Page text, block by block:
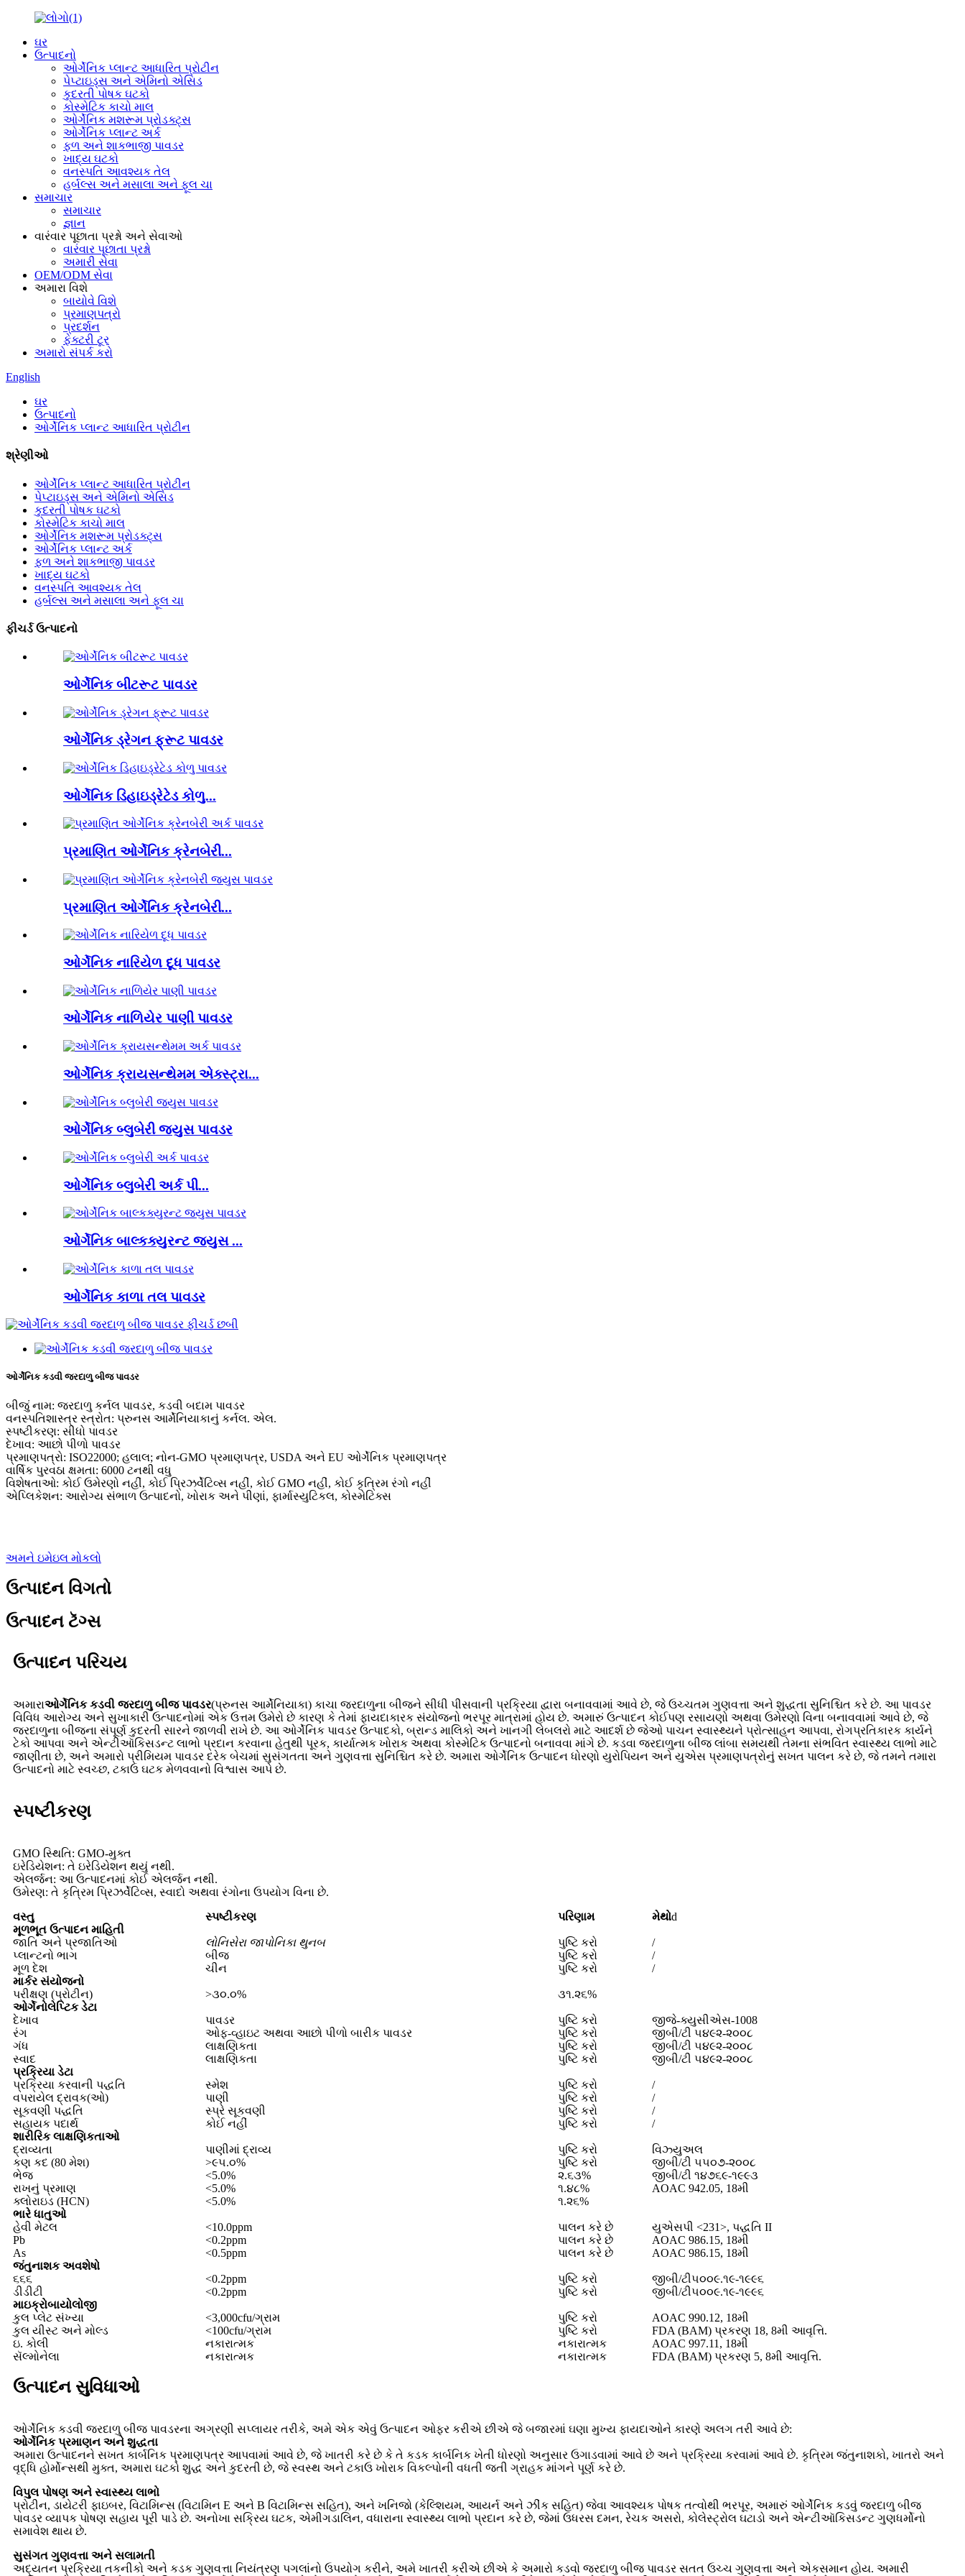
ઘર
ઉત્પાદનો
ઓર્ગેનિક પ્લાન્ટ આધારિત પ્રોટીન
પેપ્ટાઇડ્સ અને એમિનો એસિડ
કુદરતી પોષક ઘટકો
કોસ્મેટિક કાચો માલ
ઓર્ગેનિક મશરૂમ પ્રોડક્ટ્સ
ઓર્ગેનિક પ્લાન્ટ અર્ક
ફળ અને શાકભાજી પાવડર
ખાદ્ય ઘટકો
વનસ્પતિ આવશ્યક તેલ
હર્બલ્સ અને મસાલા અને ફૂલ ચા
સમાચાર
સમાચાર
જ્ઞાન
વારંવાર પૂછાતા પ્રશ્નો અને સેવાઓ
વારંવાર પૂછાતા પ્રશ્નો
અમારી સેવા
OEM/ODM સેવા
અમારા વિશે
બાયોવે વિશે
પ્રમાણપત્રો
પ્રદર્શન
ફેક્ટરી ટૂર
અમારો સંપર્ક કરો
English
ઘર
ઉત્પાદનો
ઓર્ગેનિક પ્લાન્ટ આધારિત પ્રોટીન
શ્રેણીઓ
ઓર્ગેનિક પ્લાન્ટ આધારિત પ્રોટીન
પેપ્ટાઇડ્સ અને એમિનો એસિડ
કુદરતી પોષક ઘટકો
કોસ્મેટિક કાચો માલ
ઓર્ગેનિક મશરૂમ પ્રોડક્ટ્સ
ઓર્ગેનિક પ્લાન્ટ અર્ક
ફળ અને શાકભાજી પાવડર
ખાદ્ય ઘટકો
વનસ્પતિ આવશ્યક તેલ
હર્બલ્સ અને મસાલા અને ફૂલ ચા
ફીચર્ડ ઉત્પાદનો
ઓર્ગેનિક બીટરૂટ પાવડર
ઓર્ગેનિક ડ્રેગન ફ્રૂટ પાવડર
ઓર્ગેનિક ડિહાઇડ્રેટેડ કોળુ...
પ્રમાણિત ઓર્ગેનિક ક્રેનબેરી...
પ્રમાણિત ઓર્ગેનિક ક્રેનબેરી...
ઓર્ગેનિક નારિયેળ દૂધ પાવડર
ઓર્ગેનિક નાળિયેર પાણી પાવડર
ઓર્ગેનિક ક્રાયસન્થેમમ એક્સ્ટ્રા...
ઓર્ગેનિક બ્લુબેરી જ્યુસ પાવડર
ઓર્ગેનિક બ્લુબેરી અર્ક પી...
ઓર્ગેનિક બાલ્કક્યુરન્ટ જ્યુસ ...
ઓર્ગેનિક કાળા તલ પાવડર
ઓર્ગેનિક કડવી જરદાળુ બીજ પાવડર
બીજું નામ: જરદાળુ કર્નલ પાવડર, કડવી બદામ પાવડર
વનસ્પતિશાસ્ત્ર સ્ત્રોત: પ્રુનસ આર્મેનિયાકાનું કર્નલ. એલ.
સ્પષ્ટીકરણ: સીધો પાવડર
દેખાવ: આછો પીળો પાવડર
પ્રમાણપત્રો: ISO22000; હલાલ; નોન-GMO પ્રમાણપત્ર, USDA અને EU ઓર્ગેનિક પ્રમાણપત્ર
વાર્ષિક પુરવઠા ક્ષમતા: 6000 ટનથી વધુ
વિશેષતાઓ: કોઈ ઉમેરણો નહીં, કોઈ પ્રિઝર્વેટિવ્સ નહીં, કોઈ GMO નહીં, કોઈ કૃત્રિમ રંગો નહીં
એપ્લિકેશન: આરોગ્ય સંભાળ ઉત્પાદનો, ખોરાક અને પીણાં, ફાર્માસ્યુટિકલ, કોસ્મેટિક્સ
અમને ઇમેઇલ મોકલો
ઉત્પાદન વિગતો
ઉત્પાદન ટૅગ્સ
ઉત્પાદન પરિચય
અમારાઓર્ગેનિક કડવી જરદાળુ બીજ પાવડર(પ્રુનસ આર્મેનિયાકા) કાચા જરદાળુના બીજને સીધી પીસવાની પ્રક્રિયા દ્વારા બનાવવામાં આવે છે, જે ઉચ્ચતમ ગુણવત્તા અને શુદ્ધતા સુનિશ્ચિત કરે છે. આ પાવડર
વિવિધ આરોગ્ય અને સુખાકારી ઉત્પાદનોમાં એક ઉત્તમ ઉમેરો છે કારણ કે તેમાં ફાયદાકારક સંયોજનો ભરપૂર માત્રામાં હોય છે. અમારું ઉત્પાદન કોઈપણ રસાયણો અથવા ઉમેરણો વિના બનાવવામાં આવે છે, જે
જરદાળુના બીજના સંપૂર્ણ કુદરતી સારને જાળવી રાખે છે. આ ઓર્ગેનિક પાવડર ઉત્પાદકો, બ્રાન્ડ માલિકો અને ખાનગી લેબલરો માટે આદર્શ છે જેઓ પાચન સ્વાસ્થ્યને પ્રોત્સાહન આપવા, રોગપ્રતિકારક કાર્યને
ટેકો આપવા અને એન્ટીઑકિસડન્ટ લાભો પ્રદાન કરવાના હેતુથી પૂરક, કાર્યાત્મક ખોરાક અથવા કોસ્મેટિક ઉત્પાદનો બનાવવા માંગે છે. કડવા જરદાળુના બીજ લાંબા સમયથી તેમના સંભવિત સ્વાસ્થ્ય લાભો માટે
જાણીતા છે, અને અમારો પ્રીમિયમ પાવડર દરેક બેચમાં સુસંગતતા અને ગુણવત્તા સુનિશ્ચિત કરે છે. અમારા ઓર્ગેનિક ઉત્પાદન ધોરણો યુરોપિયન અને યુએસ પ્રમાણપત્રોનું સખત પાલન કરે છે, જે તમને તમારા
ઉત્પાદનો માટે સ્વચ્છ, ટકાઉ ઘટક મેળવવાનો વિશ્વાસ આપે છે.
સ્પષ્ટીકરણ
GMO સ્થિતિ: GMO-મુક્ત
ઇરેડિયેશન: તે ઇરેડિયેશન થયું નથી.
એલર્જન: આ ઉત્પાદનમાં કોઈ એલર્જન નથી.
ઉમેરણ: તે કૃત્રિમ પ્રિઝર્વેટિવ્સ, સ્વાદો અથવા રંગોના ઉપયોગ વિના છે.
વસ્તુ
સ્પષ્ટીકરણ પરિણામ મેથોd
મૂળભૂત ઉત્પાદન માહિતી
જાતિ અને પ્રજાતિઓ
લોનિસેરા જાપોનિકા થુનબ પુષ્ટિ કરો
/
પ્લાન્ટનો ભાગ
બીજ પુષ્ટિ કરો
/
મૂળ દેશ
ચીન પુષ્ટિ કરો
/
માર્કર સંયોજનો
પરીક્ષણ (પ્રોટીન)
>૩૦.૦%
૩૧.૨૬%
ઓર્ગેનોલેપ્ટિક ડેટા
દેખાવ
પાવડર પુષ્ટિ કરો
જીજે-ક્યુસીએસ-1008
રંગ
ઓફ-વ્હાઇટ અથવા આછો પીળો બારીક પાવડર પુષ્ટિ કરો
જીબી/ટી ૫૪૯૨-૨૦૦૮
ગંધ
લાક્ષણિકતા પુષ્ટિ કરો
જીબી/ટી ૫૪૯૨-૨૦૦૮
સ્વાદ
લાક્ષણિકતા પુષ્ટિ કરો
જીબી/ટી ૫૪૯૨-૨૦૦૮
પ્રક્રિયા ડેટા
પ્રક્રિયા કરવાની પદ્ધતિ
સ્મેશ પુષ્ટિ કરો
/
વપરાયેલ દ્રાવક(ઓ)
પાણી પુષ્ટિ કરો
/
સૂકવણી પદ્ધતિ
સ્પ્રે સૂકવણી પુષ્ટિ કરો
/
સહાયક પદાર્થ
કોઈ નહીં પુષ્ટિ કરો
/
શારીરિક લાક્ષણિકતાઓ
દ્રાવ્યતા
પાણીમાં દ્રાવ્ય પુષ્ટિ કરો
વિઝ્યુઅલ
કણ કદ (80 મેશ)
>૯૫.૦% પુષ્ટિ કરો
જીબી/ટી ૫૫૦૭-૨૦૦૮
ભેજ
<5.0% ૨.૬૩%
જીબી/ટી ૧૪૭૬૯-૧૯૯૩
રાખનું પ્રમાણ
<5.0% ૧.૪૮%
AOAC 942.05, 18મી
ક્લોરાઇડ (HCN)
<5.0%
૧.૨૬%
ભારે ધાતુઓ
હેવી મેટલ
<10.0ppm પાલન કરે છે
યુએસપી <231>, પદ્ધતિ II
Pb
<0.2ppm પાલન કરે છે
AOAC 986.15, 18મી
As
<0.5ppm પાલન કરે છે
AOAC 986.15, 18મી
જંતુનાશક અવશેષો
૬૬૬
<0.2ppm પુષ્ટિ કરો
જીબી/ટી૫૦૦૯.૧૯-૧૯૯૬
ડીડીટી
<0.2ppm પુષ્ટિ કરો
જીબી/ટી૫૦૦૯.૧૯-૧૯૯૬
માઇક્રોબાયોલોજી
કુલ પ્લેટ સંખ્યા
<3,000cfu/ગ્રામ પુષ્ટિ કરો
AOAC 990.12, 18મી
કુલ યીસ્ટ અને મોલ્ડ
<100cfu/ગ્રામ પુષ્ટિ કરો
FDA (BAM) પ્રકરણ 18, 8મી આવૃત્તિ.
ઇ. કોલી
નકારાત્મક નકારાત્મક
AOAC 997.11, 18મી
સૅલ્મોનેલા
નકારાત્મક નકારાત્મક FDA (BAM) પ્રકરણ 5, 8મી આવૃત્તિ.
ઉત્પાદન સુવિધાઓ
ઓર્ગેનિક કડવી જરદાળુ બીજ પાવડરના અગ્રણી સપ્લાયર તરીકે, અમે એક એવું ઉત્પાદન ઓફર કરીએ છીએ જે બજારમાં ઘણા મુખ્ય ફાયદાઓને કારણે અલગ તરી આવે છે:
ઓર્ગેનિક પ્રમાણન અને શુદ્ધતા
અમારા ઉત્પાદનને સખત કાર્બનિક પ્રમાણપત્ર આપવામાં આવે છે, જે ખાતરી કરે છે કે તે કડક કાર્બનિક ખેતી ધોરણો અનુસાર ઉગાડવામાં આવે છે અને પ્રક્રિયા કરવામાં આવે છે. કૃત્રિમ જંતુનાશકો, ખાતરો અને
વૃદ્ધિ હોર્મોન્સથી મુક્ત, અમારા ઘટકો શુદ્ધ અને કુદરતી છે, જે સ્વસ્થ અને ટકાઉ ખોરાક વિકલ્પોની વધતી જતી ગ્રાહક માંગને પૂર્ણ કરે છે.
વિપુલ પોષણ અને સ્વાસ્થ્ય લાભો
પ્રોટીન, ડાયેટરી ફાઇબર, વિટામિન્સ (વિટામિન E અને B વિટામિન્સ સહિત), અને ખનિજો (કેલ્શિયમ, આયર્ન અને ઝીંક સહિત) જેવા આવશ્યક પોષક તત્વોથી ભરપૂર, અમારું ઓર્ગેનિક કડવું જરદાળુ બીજ
પાવડર વ્યાપક પોષણ સહાય પૂરી પાડે છે. અનોખા સક્રિય ઘટક, એમીગડાલિન, વધારાના સ્વાસ્થ્ય લાભો પ્રદાન કરે છે, જેમાં ઉધરસ દમન, રેચક અસરો, કોલેસ્ટ્રોલ ઘટાડો અને એન્ટીઑકિસડન્ટ ગુણધર્મોનો
સમાવેશ થાય છે.
સુસંગત ગુણવત્તા અને સલામતી
અદ્યતન પ્રક્રિયા તકનીકો અને કડક ગુણવત્તા નિયંત્રણ પગલાંનો ઉપયોગ કરીને, અમે ખાતરી કરીએ છીએ કે અમારો કડવો જરદાળુ બીજ પાવડર સતત ઉચ્ચ ગુણવત્તા અને એકસમાન હોય. અમારી